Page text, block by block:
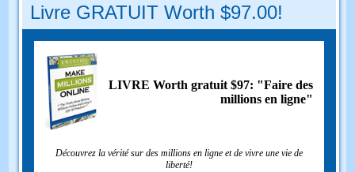
Livre GRATUIT Worth $97.00!
LIVRE Worth gratuit $97: "Faire des
millions en ligne"
Découvrez la vérité sur des millions en ligne et de vivre une vie de
liberté!